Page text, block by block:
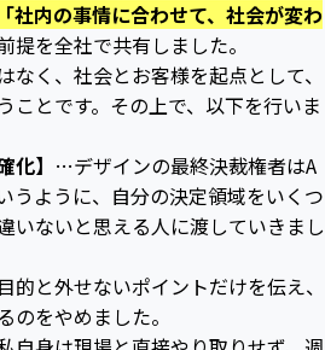
「社内の事情に合わせて、社会が変わ
提を全社で共有しました。
なく、社会とお客様を起点として、
ことです。その上で、以下を行いま
化】 …デザインの最終決裁権者はA
うように、自分の決定領域をいくつ
いないと思える人に渡していきまし
的と外せないポイントだけを伝え、
のをやめました。